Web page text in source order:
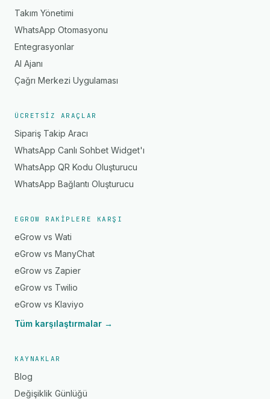
Takım Yönetimi
WhatsApp Otomasyonu
Entegrasyonlar
AI Ajanı
Çağrı Merkezi Uygulaması
ÜCRETSIZ ARAÇLAR
Sipariş Takip Aracı
WhatsApp Canlı Sohbet Widget'ı
WhatsApp QR Kodu Oluşturucu
WhatsApp Bağlantı Oluşturucu
EGROW RAKIPLERE KARŞI
eGrow vs Wati
eGrow vs ManyChat
eGrow vs Zapier
eGrow vs Twilio
eGrow vs Klaviyo
Tüm karşılaştırmalar →
KAYNAKLAR
Blog
Değişiklik Günlüğü